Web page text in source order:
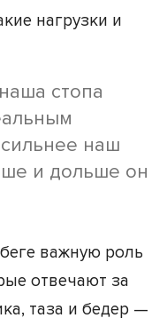
нагрузки и
стопа
наш
и дольше он
важную роль
отвечают за
таза и бедер —